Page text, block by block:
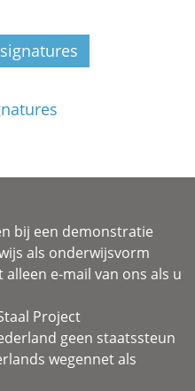
bij een demonstratie
als onderwijsvorm
e-mail van ons als u
Project
geen staatssteun
wegennet als